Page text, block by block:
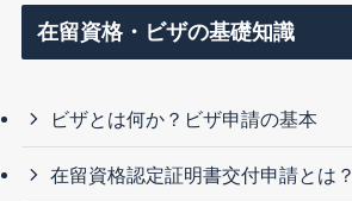
在留資格・ビザの基礎知識
ビザとは何か？ビザ申請の基本
在留資格認定証明書交付申請とは？